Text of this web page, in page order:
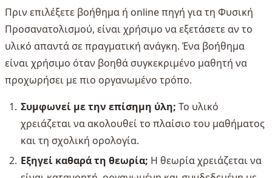
Πριν επιλέξετε βοήθημα ή online πηγή για τη Φυσική
Προσανατολισμού, είναι χρήσιμο να εξετάσετε αν το
υλικό απαντά σε πραγματική ανάγκη. Ένα βοήθημα
είναι χρήσιμο όταν βοηθά συγκεκριμένο μαθητή να
προχωρήσει με πιο οργανωμένο τρόπο.
Συμφωνεί με την επίσημη ύλη; Το υλικό
χρειάζεται να ακολουθεί το πλαίσιο του μαθήματος
και τη σχολική ορολογία.
Εξηγεί καθαρά τη θεωρία; Η θεωρία χρειάζεται να